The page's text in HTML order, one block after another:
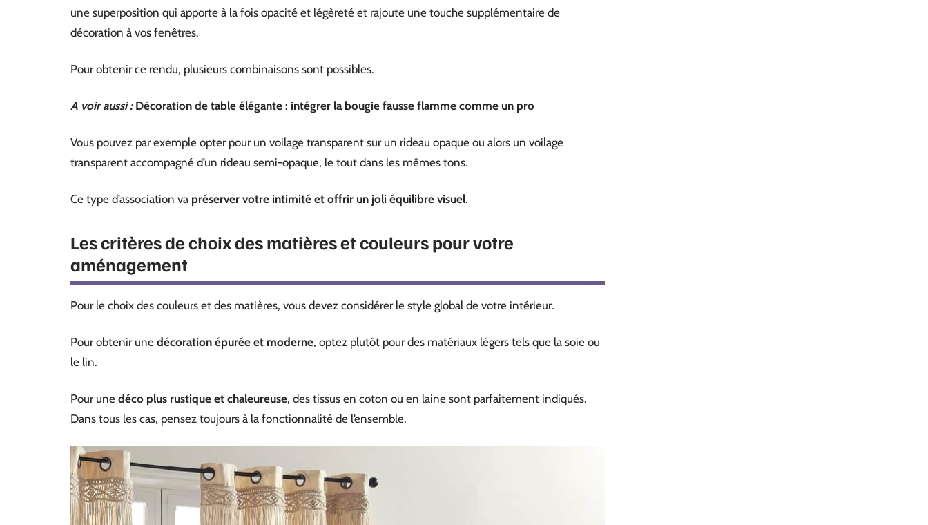
une superposition qui apporte à la fois opacité et légèreté et rajoute une touche supplémentaire de
décoration à vos fenêtres.
Pour obtenir ce rendu, plusieurs combinaisons sont possibles.
A voir aussi : Décoration de table élégante : intégrer la bougie fausse flamme comme un pro
Vous pouvez par exemple opter pour un voilage transparent sur un rideau opaque ou alors un voilage
transparent accompagné d’un rideau semi-opaque, le tout dans les mêmes tons.
Ce type d’association va préserver votre intimité et offrir un joli équilibre visuel.
Les critères de choix des matières et couleurs pour votre
aménagement
Pour le choix des couleurs et des matières, vous devez considérer le style global de votre intérieur.
Pour obtenir une décoration épurée et moderne, optez plutôt pour des matériaux légers tels que la soie ou
le lin.
Pour une déco plus rustique et chaleureuse, des tissus en coton ou en laine sont parfaitement indiqués.
Dans tous les cas, pensez toujours à la fonctionnalité de l’ensemble.